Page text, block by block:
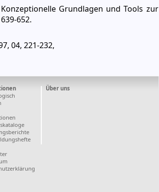
Grundlagen und Tools zur
652.
04, 221-232,
Über uns